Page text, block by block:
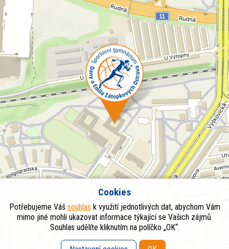
Cookies
Potřebujeme Váš souhlas k využití jednotlivých dat, abychom Vám
mimo jiné mohli ukazovat informace týkající se Vašich zájmů.
Souhlas udělíte kliknutím na políčko „OK“.